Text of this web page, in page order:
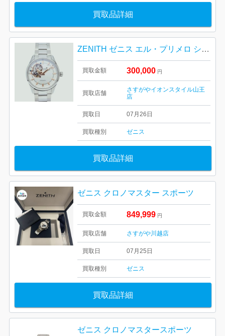
買取品詳細
ZENITH ゼニス エル・プリメロ シノプシス
買取金額 300,000 円
買取店舗
さすがやイオンスタイル山王
店
買取日 07月26日
買取種別 ゼニス
買取品詳細
ゼニス クロノマスター スポーツ
買取金額 849,999 円
買取店舗 さすがや川越店
買取日 07月25日
買取種別 ゼニス
買取品詳細
ゼニス クロノマスタースポーツ